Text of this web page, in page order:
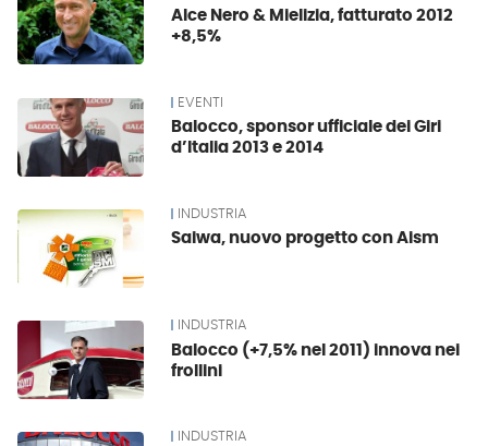
Alce Nero & Mielizia, fatturato 2012
+8,5%
EVENTI
Balocco, sponsor ufficiale dei Giri
d’Italia 2013 e 2014
INDUSTRIA
Saiwa, nuovo progetto con Aism
INDUSTRIA
Balocco (+7,5% nel 2011) innova nei
frollini
INDUSTRIA